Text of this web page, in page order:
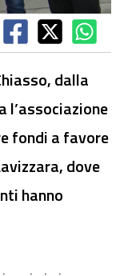
dalla
l’associazione
fondi a favore
dove
hanno